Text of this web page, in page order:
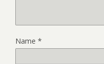
Name *